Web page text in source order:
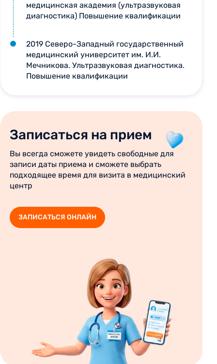
медицинская академия (ультразвуковая
диагностика) Повышение квалификации
2019 Северо-Западный государственный
медицинский университет им. И.И.
Мечникова. Ультразвуковая диагностика.
Повышение квалификации
Записаться на прием
Вы всегда сможете увидеть свободные для
записи даты приема и сможете выбрать
подходящее время для визита в медицинский
центр
ЗАПИСАТЬСЯ ОНЛАЙН